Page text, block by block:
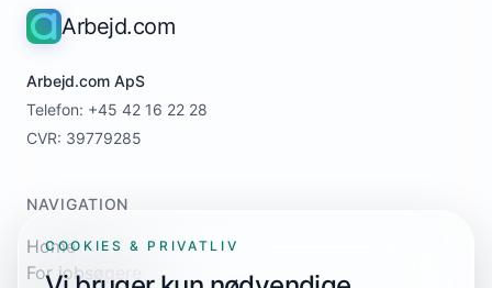
Arbejd.com
Arbejd.com ApS
Telefon: +45 42 16 22 28
CVR: 39779285
NAVIGATION
Home
For jobsøgere
COOKIES & PRIVATLIV